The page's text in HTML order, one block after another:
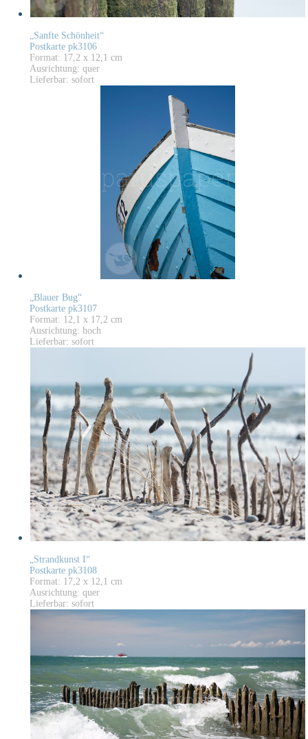
„Sanfte Schönheit“
Postkarte pk3106
Format: 17,2 x 12,1 cm
Ausrichtung: quer
Lieferbar: sofort
„Blauer Bug“
Postkarte pk3107
Format: 12,1 x 17,2 cm
Ausrichtung: hoch
Lieferbar: sofort
„Strandkunst I“
Postkarte pk3108
Format: 17,2 x 12,1 cm
Ausrichtung: quer
Lieferbar: sofort